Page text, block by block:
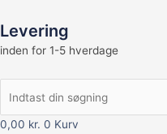
Levering
inden for 1-5 hverdage
0,00 kr. 0 Kurv